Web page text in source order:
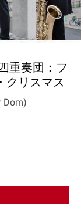
重奏団：フ
クリスマス
Dom)